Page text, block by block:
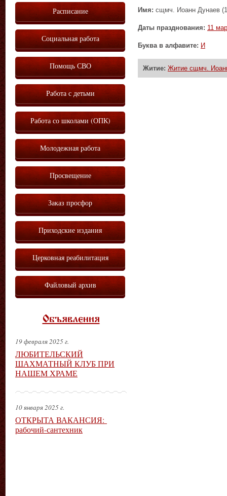
Имя: сщмч. Иоанн Дунаев
Даты празднования: 11
Буква в алфавите: И
Житие: Житие сщмч.
Расписание
Социальная работа
Помощь СВО
Работа с детьми
Работа со школами (ОПК)
Молодежная работа
Просвещение
Заказ просфор
Приходские издания
Церковная реабилитация
Файловый архив
Объявления
19 февраля 2025 г.
ЛЮБИТЕЛЬСКИЙ
ШАХМАТНЫЙ КЛУБ ПРИ
НАШЕМ ХРАМЕ
10 января 2025 г.
ОТКРЫТА ВАКАНСИЯ:
рабочий-сантехник